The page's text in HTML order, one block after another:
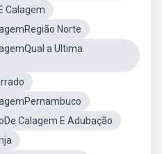
Calagem
Norte
a Ultima
Calagem E Adubação